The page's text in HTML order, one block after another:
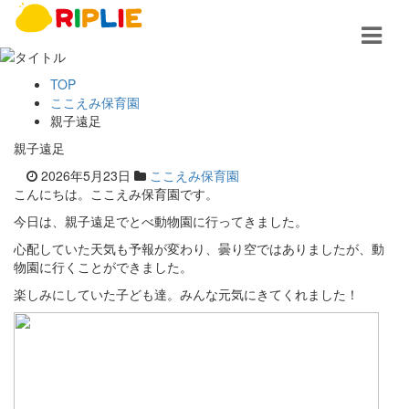
TOP
ここえみ保育園
親子遠足
親子遠足
2026年5月23日
ここえみ保育園
こんにちは。ここえみ保育園です。
今日は、親子遠足でとべ動物園に行ってきました。
心配していた天気も予報が変わり、曇り空ではありましたが、動
物園に行くことができました。
楽しみにしていた子ども達。みんな元気にきてくれました！